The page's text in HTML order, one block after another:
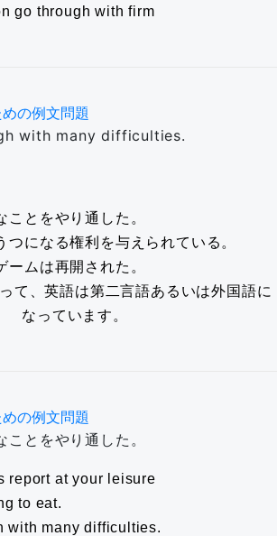
go through with firm
の例文問題
with many difficulties.
とをやり通した。
つになる権利を与えられている。
ムは再開された。
て、英語は第二言語あるいは外国語に
なっています。
の例文問題
とをやり通した。
report at your leisure
to eat.
with many difficulties.